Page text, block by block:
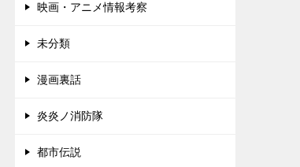
映画・アニメ情報考察
未分類
漫画裏話
炎炎ノ消防隊
都市伝説